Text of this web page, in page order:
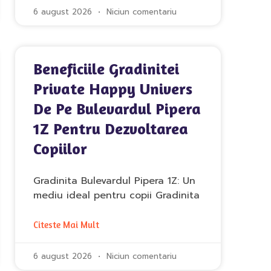
6 august 2026 Niciun comentariu
Beneficiile Gradinitei
Private Happy Univers
De Pe Bulevardul Pipera
1Z Pentru Dezvoltarea
Copiilor
Gradinita Bulevardul Pipera 1Z: Un
mediu ideal pentru copii Gradinita
Citeste Mai Mult
6 august 2026 Niciun comentariu